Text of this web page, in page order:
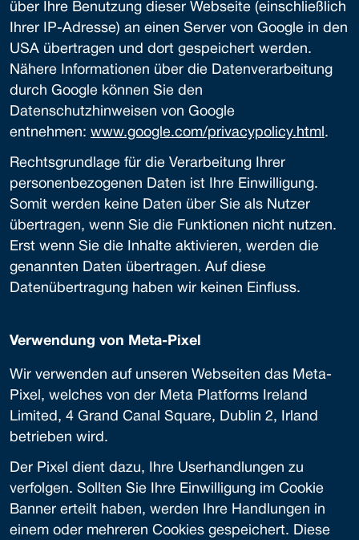
über Ihre Benutzung dieser Webseite (einschließlich
Ihrer IP-Adresse) an einen Server von Google in den
USA übertragen und dort gespeichert werden.
Nähere Informationen über die Datenverarbeitung
durch Google können Sie den
Datenschutzhinweisen von Google
entnehmen: www.google.com/privacypolicy.html .
Rechtsgrundlage für die Verarbeitung Ihrer
personenbezogenen Daten ist Ihre Einwilligung.
Somit werden keine Daten über Sie als Nutzer
übertragen, wenn Sie die Funktionen nicht nutzen.
Erst wenn Sie die Inhalte aktivieren, werden die
genannten Daten übertragen. Auf diese
Datenübertragung haben wir keinen Einfluss.
Verwendung von Meta-Pixel
Wir verwenden auf unseren Webseiten das Meta-
Pixel, welches von der Meta Platforms Ireland
Limited, 4 Grand Canal Square, Dublin 2, Irland
betrieben wird.
Der Pixel dient dazu, Ihre Userhandlungen zu
verfolgen. Sollten Sie Ihre Einwilligung im Cookie
Banner erteilt haben, werden Ihre Handlungen in
einem oder mehreren Cookies gespeichert. Diese